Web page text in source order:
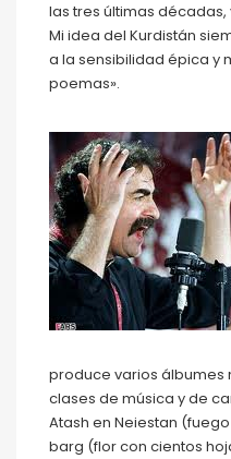
las tres últimas
Mi idea del Kurdistán
a la sensibilidad épica y
poemas».
produce varios álbumes
clases de música y de
Atash en Neiestan
barg (flor con cientos